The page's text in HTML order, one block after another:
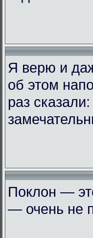
Я верю и
об этом
раз
Поклон —
— очень не